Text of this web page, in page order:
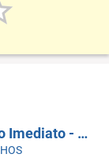
Vendedor Externo | Início Imediato - SUMARÉ